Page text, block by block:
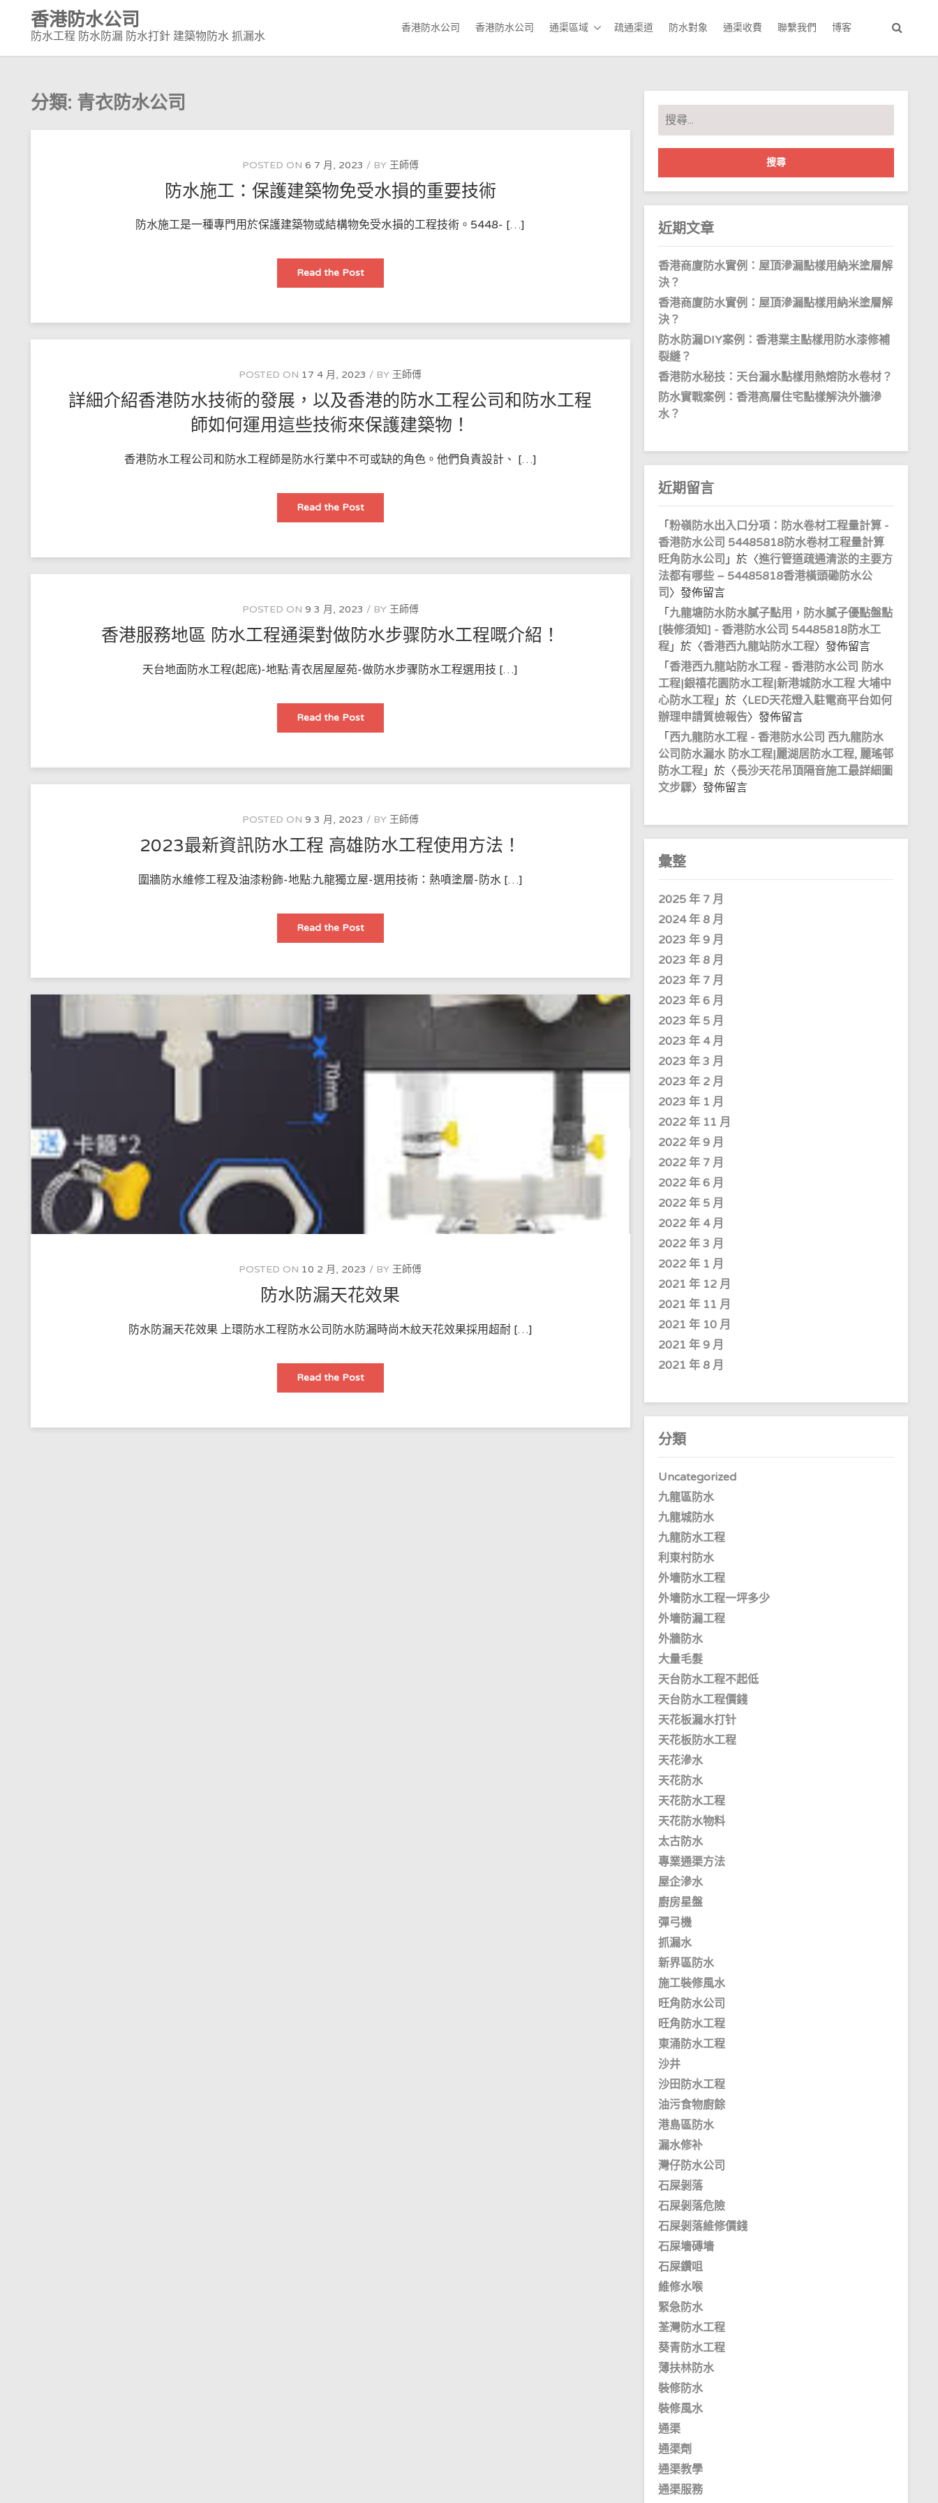
content
香港防水公司
防水工程 防水防漏 防水打針 建築物防水 抓漏水
香港防水公司 香港防水公司 通渠區域 疏通渠道 防水對象 通渠收費 聯繫我們 博客
分類: 青衣防水公司
POSTED ON 6 7 月, 2023 BY 王師傅
防水施工：保護建築物免受水損的重要技術
防水施工是一種專門用於保護建築物或結構物免受水損的工程技術。5448- […]
Read the Post防
施
護
築
受
水
損
的
重
要
技
POSTED ON 17 4 月, 2023 BY 王師傅
詳細介紹香港防水技術的發展，以及香港的防水工程公司和防水工程
師如何運用這些技術來保護建築物！
香港防水工程公司和防水工程師是防水行業中不可或缺的角色。他們負責設計、 […]
Read the Post詳
介
港
水
的
發
展，
以
及
港
的
工
公
司
工
運
這
些
來
保
築
物！
POSTED ON 9 3 月, 2023 BY 王師傅
香港服務地區 防水工程通渠對做防水步骤防水工程嘅介紹！
天台地面防水工程(起底)-地點:青衣居屋屋苑-做防水步骤防水工程選用技 […]
Read the Post香
服
區
水
通
渠
做
防
步
骤
工
嘅
介
POSTED ON 9 3 月, 2023 BY 王師傅
2023最新資訊防水工程 高雄防水工程使用方法！
圍牆防水維修工程及油漆粉飾-地點:九龍獨立屋-選用技術：熱噴塗層-防水 […]
Read the Post2023
新
防
工
使
POSTED ON 10 2 月, 2023 BY王師傅
防水防漏天花效果
防水防漏天花效果 上環防水工程防水公司防水防漏時尚木紋天花效果採用超耐 […]
Read the Post防
防
花
搜
尋
關
字:
近期文章
香港商廈防水實例：屋頂滲漏點樣用納米塗層解
決？
香港商廈防水實例：屋頂滲漏點樣用納米塗層解
決？
防水防漏DIY案例：香港業主點樣用防水漆修補
裂縫？
香港防水秘技：天台漏水點樣用熱熔防水卷材？
防水實戰案例：香港高層住宅點樣解決外牆滲
水？
近期留言
「粉嶺防水出入口分項：防水卷材工程量計算 -
香港防水公司 54485818防水卷材工程量計算
旺角防水公司 」於〈進行管道疏通清淤的主要方
法都有哪些 – 54485818香港橫頭磡防水公
司 〉發佈留言
「九龍塘防水防水膩子點用，防水膩子優點盤點
[裝修須知] - 香港防水公司 54485818防水工
程 」於〈香港西九龍站防水工程〉發佈留言
「香港西九龍站防水工程 - 香港防水公司 防水
工程|銀禧花園防水工程|新港城防水工程 大埔中
心防水工程 」於〈LED天花燈入駐電商平台如何
辦理申請質檢報告〉發佈留言
「 西九龍防水工程 - 香港防水公司 西九龍防水
公司防水漏水 防水工程|麗湖居防水工程, 麗瑤邨
防水工程 」於〈長沙天花吊頂隔音施工最詳細圖
文步驟〉發佈留言
彙整
2025 年 7 月
2024 年 8 月
2023 年 9 月
2023 年 8 月
2023 年 7 月
2023 年 6 月
2023 年 5 月
2023 年 4 月
2023 年 3 月
2023 年 2 月
2023 年 1 月
2022 年 11 月
2022 年 9 月
2022 年 7 月
2022 年 6 月
2022 年 5 月
2022 年 4 月
2022 年 3 月
2022 年 1 月
2021 年 12 月
2021 年 11 月
2021 年 10 月
2021 年 9 月
2021 年 8 月
分類
Uncategorized
九龍區防水
九龍城防水
九龍防水工程
利東村防水
外墻防水工程
外墻防水工程一坪多少
外墻防漏工程
外牆防水
大量毛髮
天台防水工程不起低
天台防水工程價錢
天花板漏水打针
天花板防水工程
天花滲水
天花防水
天花防水工程
天花防水物料
太古防水
專業通渠方法
屋企滲水
廚房星盤
彈弓機
抓漏水
新界區防水
施工裝修風水
旺角防水公司
旺角防水工程
東涌防水工程
沙井
沙田防水工程
油污食物廚餘
港島區防水
漏水修补
灣仔防水公司
石屎剝落
石屎剝落危險
石屎剝落維修價錢
石屎墻磚墻
石屎鑽咀
維修水喉
緊急防水
荃灣防水工程
葵青防水工程
薄扶林防水
裝修防水
裝修風水
通渠
通渠劑
通渠教學
通渠服務